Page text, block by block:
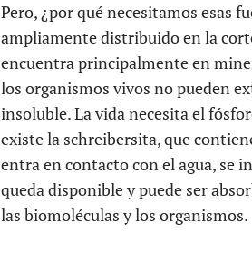
Pero, ¿por qué necesitamos esas
ampliamente distribuido en la
encuentra principalmente en
los organismos vivos no pueden
insoluble. La vida necesita el
existe la schreibersita, que
entra en contacto con el agua, se
queda disponible y puede ser
las biomoléculas y los organismos.